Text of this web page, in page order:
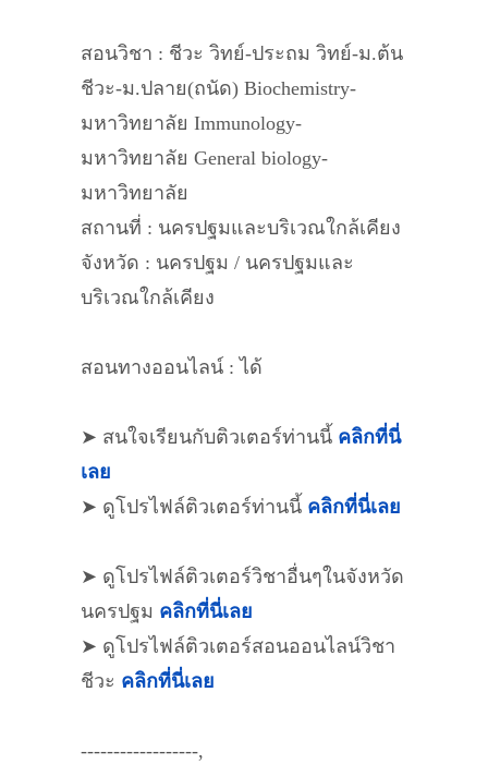
สอนวิชา : ชีวะ วิทย์-ประถม วิทย์-ม.ต้น
ชีวะ-ม.ปลาย(ถนัด) Biochemistry-
มหาวิทยาลัย Immunology-
มหาวิทยาลัย General biology-
มหาวิทยาลัย
สถานที่ : นครปฐมและบริเวณใกล้เคียง
จังหวัด : นครปฐม / นครปฐมและ
บริเวณใกล้เคียง
สอนทางออนไลน์ : ได้
➤ สนใจเรียนกับติวเตอร์ท่านนี้ คลิกที่นี่
เลย
➤ ดูโปรไฟล์ติวเตอร์ท่านนี้ คลิกที่นี่เลย
➤ ดูโปรไฟล์ติวเตอร์วิชาอื่นๆในจังหวัด
นครปฐม คลิกที่นี่เลย
➤ ดูโปรไฟล์ติวเตอร์สอนออนไลน์วิชา
ชีวะ คลิกที่นี่เลย
------------------,